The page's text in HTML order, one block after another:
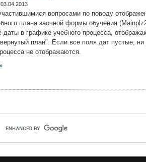
03.04.2013
вопросами по поводу
плана заочной формы обучения
даты в графике учебного процесса,
план". Если все поля дат пустые,
не отображаются.